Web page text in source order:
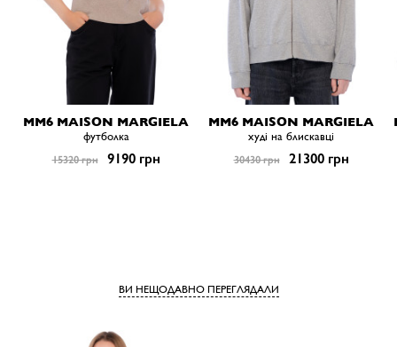
MM6 MAISON MARGIELA
футболка
15320 грн 9190 грн
MM6 MAISON MARGIELA
худі на блискавці
30430 грн 21300 грн
ВИ НЕЩОДАВНО ПЕРЕГЛЯДАЛИ